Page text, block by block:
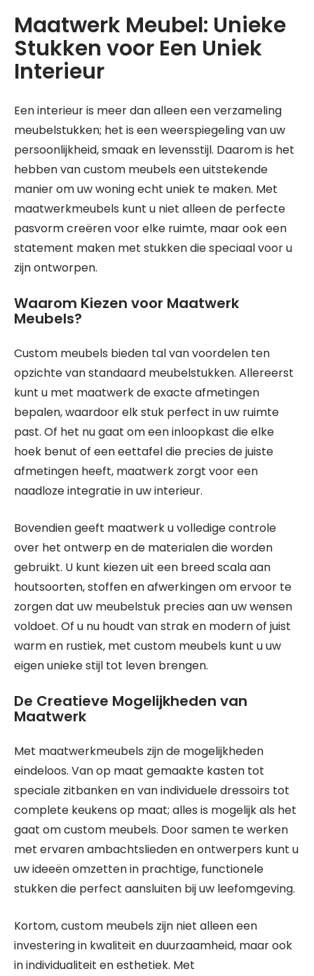
Maatwerk Meubel: Unieke
Stukken voor Een Uniek
Interieur
Een interieur is meer dan alleen een verzameling
meubelstukken; het is een weerspiegeling van uw
persoonlijkheid, smaak en levensstijl. Daarom is het
hebben van custom meubels een uitstekende
manier om uw woning echt uniek te maken. Met
maatwerkmeubels kunt u niet alleen de perfecte
pasvorm creëren voor elke ruimte, maar ook een
statement maken met stukken die speciaal voor u
zijn ontworpen.
Waarom Kiezen voor Maatwerk
Meubels?
Custom meubels bieden tal van voordelen ten
opzichte van standaard meubelstukken. Allereerst
kunt u met maatwerk de exacte afmetingen
bepalen, waardoor elk stuk perfect in uw ruimte
past. Of het nu gaat om een inloopkast die elke
hoek benut of een eettafel die precies de juiste
afmetingen heeft, maatwerk zorgt voor een
naadloze integratie in uw interieur.
Bovendien geeft maatwerk u volledige controle
over het ontwerp en de materialen die worden
gebruikt. U kunt kiezen uit een breed scala aan
houtsoorten, stoffen en afwerkingen om ervoor te
zorgen dat uw meubelstuk precies aan uw wensen
voldoet. Of u nu houdt van strak en modern of juist
warm en rustiek, met custom meubels kunt u uw
eigen unieke stijl tot leven brengen.
De Creatieve Mogelijkheden van
Maatwerk
Met maatwerkmeubels zijn de mogelijkheden
eindeloos. Van op maat gemaakte kasten tot
speciale zitbanken en van individuele dressoirs tot
complete keukens op maat; alles is mogelijk als het
gaat om custom meubels. Door samen te werken
met ervaren ambachtslieden en ontwerpers kunt u
uw ideeën omzetten in prachtige, functionele
stukken die perfect aansluiten bij uw leefomgeving.
Kortom, custom meubels zijn niet alleen een
investering in kwaliteit en duurzaamheid, maar ook
in individualiteit en esthetiek. Met